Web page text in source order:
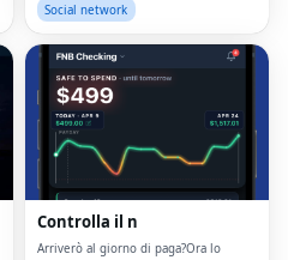
Social network
Controlla il n
Arriverò al giorno di paga?Ora lo